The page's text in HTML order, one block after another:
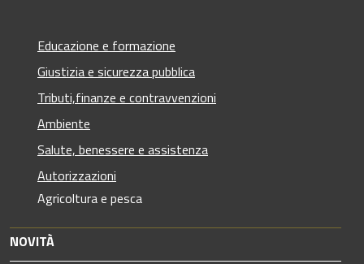
Educazione e formazione
Giustizia e sicurezza pubblica
Tributi,finanze e contravvenzioni
Ambiente
Salute, benessere e assistenza
Autorizzazioni
Agricoltura e pesca
NOVITÀ